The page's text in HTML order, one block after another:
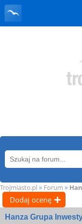
Trojmiasto.pl » Forum »
Dodaj ocenę
Hanza Grupa